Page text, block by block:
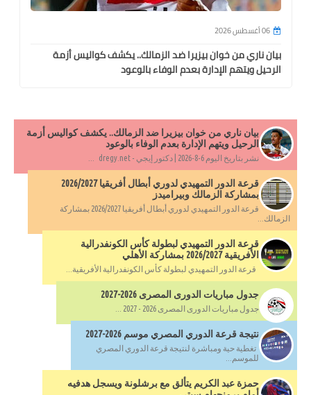
06 أغسطس 2026
بيان ناري من خوان بيزيرا ضد الزمالك.. يكشف كواليس أزمة
الرحيل ويتهم الإدارة بعدم الوفاء بالوعود
بيان ناري من خوان بيزيرا ضد الزمالك.. يكشف كواليس أزمة
الرحيل ويتهم الإدارة بعدم الوفاء بالوعود
نشر بتاريخ اليوم 6-8-2026 | دكتور إيجي - dregy.net ...
قرعة الدور التمهيدي لدوري أبطال أفريقيا 2026/2027
بمشاركة الزمالك وبيراميدز
قرعة الدور التمهيدي لدوري أبطال أفريقيا 2026/2027 بمشاركة
الزمالك...
قرعة الدور التمهيدي لبطولة كأس الكونفدرالية
الأفريقية 2026/2027 بمشاركة الأهلي
قرعة الدور التمهيدي لبطولة كأس الكونفدرالية الأفريقية...
جدول مباريات الدورى المصرى 2026-2027
جدول مباريات الدورى المصرى 2026 - 2027 ...
نتيجة قرعة الدوري المصري موسم 2026-2027
تغطية حية ومباشرة لنتيجة قرعة الدوري المصري
للموسم...
حمزة عبد الكريم يتألق مع برشلونة ويسجل هدفيه